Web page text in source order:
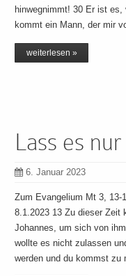
hinwegnimmt! 30 Er ist
kommt ein Mann, der mir
weiterlesen »
Lass es nur
6. Januar 2023
Zum Evangelium Mt 3, 13-
8.1.2023 13 Zu dieser Zeit
Johannes, um sich von
wollte es nicht zulassen
werden und du kommst